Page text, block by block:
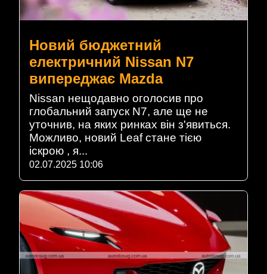
Новий бюджетний
електричний Nissan N7
випереджає Mazda
Nissan нещодавно оголосив про
глобальний запуск N7, але ще не
уточнив, на яких ринках він з'явиться.
Можливо, новий Leaf стане тією
іскрою , я...
02.07.2025 10:06